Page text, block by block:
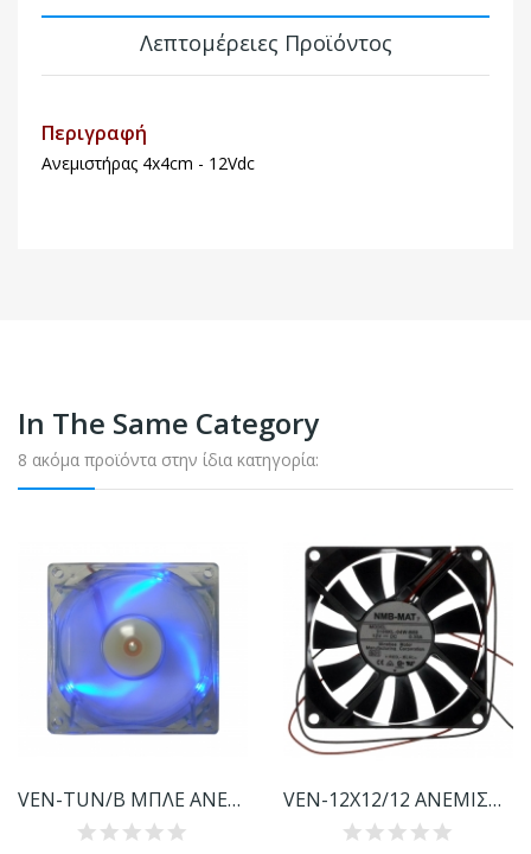
Λεπτομέρειες Προϊόντος
Περιγραφή
Ανεμιστήρας 4x4cm - 12Vdc
In The Same Category
8 ακόμα προϊόντα στην ίδια κατηγορία:
VEN-TUN/B ΜΠΛΕ ΑΝΕΜΙΣΤΗΡΑΣ 12VDC VEN-12X12/12 ΑΝΕΜΙΣΤΗΡΑΣ 12V